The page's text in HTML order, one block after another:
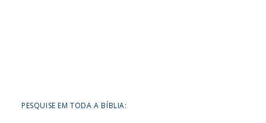
PESQUISE EM TODA A BÍBLIA: